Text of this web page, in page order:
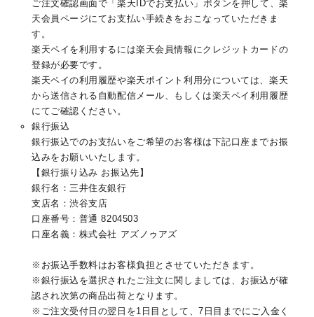
ご注文確認画面で「楽天IDでお支払い」ボタンを押して、楽
天会員ページにてお支払い手続きをおこなっていただきま
す。
楽天ペイを利用するには楽天会員情報にクレジットカードの
登録が必要です。
楽天ペイの利用履歴や楽天ポイント利用分については、楽天
から送信される自動配信メール、もしくは楽天ペイ利用履歴
にてご確認ください。
銀行振込
銀行振込でのお支払いをご希望のお客様は下記口座までお振
込みをお願いいたします。
【銀行振り込み お振込先】
銀行名：三井住友銀行
支店名：渋谷支店
口座番号：普通 8204503
口座名義：株式会社 アズノゥアズ
※お振込手数料はお客様負担とさせていただきます。
※銀行振込を選択されたご注文に関しましては、お振込が確
認され次第の商品出荷となります。
※ご注文受付日の翌日を1日目として、7日目までにご入金く